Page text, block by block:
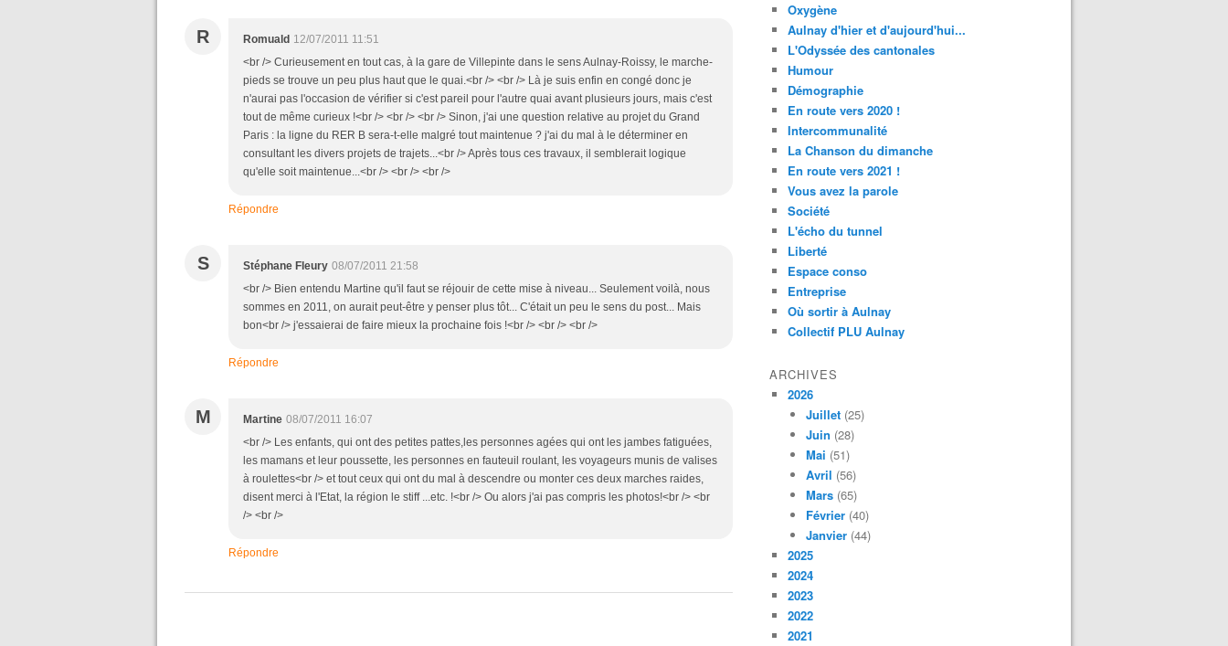
R Romuald 12/07/2011 11:51
<br /> Curieusement en tout cas, à la gare de Villepinte dans le sens Aulnay-Roissy, le marche-
pieds se trouve un peu plus haut que le quai.<br /> <br /> Là je suis enfin en congé donc je
n'aurai pas l'occasion de vérifier si c'est pareil pour l'autre quai avant plusieurs jours, mais c'est
tout de même curieux !<br /> <br /> <br /> Sinon, j'ai une question relative au projet du Grand
Paris : la ligne du RER B sera-t-elle malgré tout maintenue ? j'ai du mal à le déterminer en
consultant les divers projets de trajets...<br /> Après tous ces travaux, il semblerait logique
qu'elle soit maintenue...<br /> <br /> <br />
Répondre
S Stéphane Fleury 08/07/2011 21:58
<br /> Bien entendu Martine qu'il faut se réjouir de cette mise à niveau... Seulement voilà, nous
sommes en 2011, on aurait peut-être y penser plus tôt... C'était un peu le sens du post... Mais
bon<br /> j'essaierai de faire mieux la prochaine fois !<br /> <br /> <br />
Répondre
M Martine 08/07/2011 16:07
<br /> Les enfants, qui ont des petites pattes,les personnes agées qui ont les jambes fatiguées,
les mamans et leur poussette, les personnes en fauteuil roulant, les voyageurs munis de valises
à roulettes<br /> et tout ceux qui ont du mal à descendre ou monter ces deux marches raides,
disent merci à l'Etat, la région le stiff ...etc. !<br /> Ou alors j'ai pas compris les photos!<br /> <br
/> <br />
Répondre
Oxygène
Aulnay d'hier et d'aujourd'hui...
L'Odyssée des cantonales
Humour
Démographie
En route vers 2020 !
Intercommunalité
La Chanson du dimanche
En route vers 2021 !
Vous avez la parole
Société
L'écho du tunnel
Liberté
Espace conso
Entreprise
Où sortir à Aulnay
Collectif PLU Aulnay
ARCHIVES
2026
Juillet (25)
Juin (28)
Mai (51)
Avril (56)
Mars (65)
Février (40)
Janvier (44)
2025
2024
2023
2022
2021